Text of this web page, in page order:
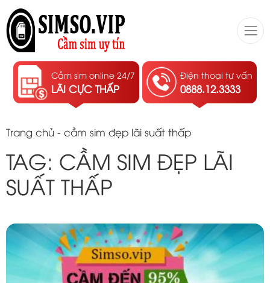
Cầm sim online 24/7
LÃI CỰC THẤP
Điện thoại tư vấn
0888.12.3333
Trang chủ - cầm sim đẹp lãi suất thấp
TAG: CẦM SIM ĐẸP LÃI
SUẤT THẤP